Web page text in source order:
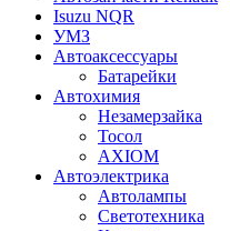
Isuzu NQR
УМЗ
Автоаксессуары
Батарейки
Автохимия
Незамерзайка
Тосол
AXIOM
Автоэлектрика
Автолампы
Светотехника